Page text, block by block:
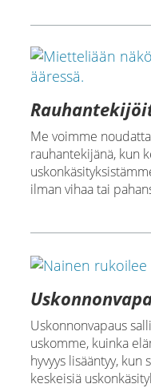
Me voimme
rauhantekijänä, kun
ilman vihaa tai
Uskonnonvapaus
uskomme, kuinka
hyvyys lisääntyy,
keskeisiä